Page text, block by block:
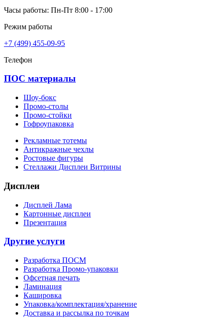
Часы работы: Пн-Пт 8:00 - 17:00
Режим работы
+7 (499) 455-09-95
Телефон
ПОС материалы
Шоу-бокс
Промо-столы
Промо-стойки
Гофроупаковка
Рекламные тотемы
Антикражные чехлы
Ростовые фигуры
Стеллажи Дисплеи Витрины
Дисплеи
Дисплей Лама
Картонные дисплеи
Презентация
Другие услуги
Разработка ПОСМ
Разработка Промо-упаковки
Офсетная печать
Ламинация
Кашировка
Упаковка/комплектация/хранение
Доставка и рассылка по точкам